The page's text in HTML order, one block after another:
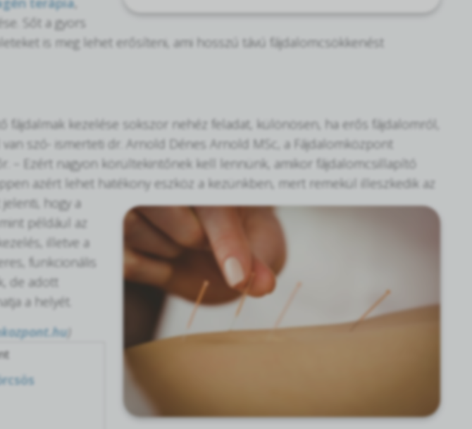
Sőt a gyors
is meg lehet erősíteni, ami hosszú távú fájdalomcsökkenést
fájdalmak kezelése sokszor nehéz feladat, különösen, ha erős fájdalomról,
szó- ismerteti dr. Arnold Dénes Arnold MSc, a Fájdalomközpont
– Ezért nagyon körültekintőnek kell lennünk, amikor fájdalomcsillapító
azért lehet hatékony eszköz a kezünkben, mert remekül illeszkedik az
hogy a
például az
illetve a
funkcionális
de adott
a helyét.